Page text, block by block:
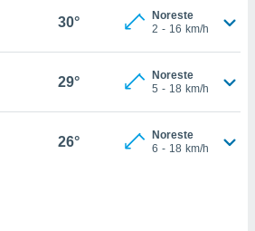
30°
Noreste
2 - 16 km/h
29°
Noreste
5 - 18 km/h
26°
Noreste
6 - 18 km/h